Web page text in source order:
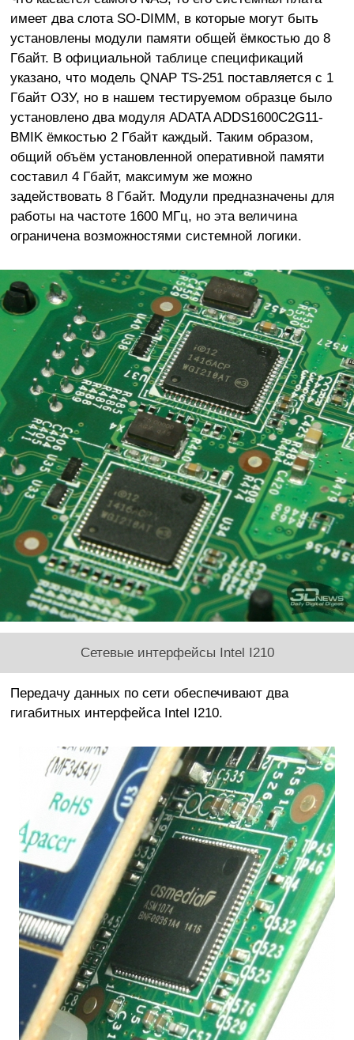
имеет два слота SO-DIMM, в которые могут быть
установлены модули памяти общей ёмкостью до 8
Гбайт. В официальной таблице спецификаций
указано, что модель QNAP TS-251 поставляется с 1
Гбайт ОЗУ, но в нашем тестируемом образце было
установлено два модуля ADATA ADDS1600C2G11-
BMIK ёмкостью 2 Гбайт каждый. Таким образом,
общий объём установленной оперативной памяти
составил 4 Гбайт, максимум же можно
задействовать 8 Гбайт. Модули предназначены для
работы на частоте 1600 МГц, но эта величина
ограничена возможностями системной логики.
Сетевые интерфейсы Intel I210
Передачу данных по сети обеспечивают два
гигабитных интерфейса Intel I210.